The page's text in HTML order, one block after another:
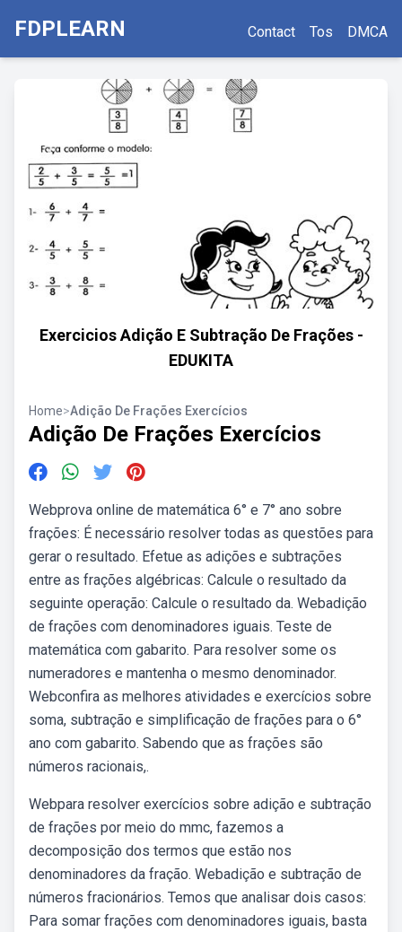
FDPLEARN Contact Tos DMCA
Exercicios Adição E Subtração De Frações -
EDUKITA
Home>Adição De Frações Exercícios
Adição De Frações Exercícios
Webprova online de matemática 6° e 7° ano sobre
frações: É necessário resolver todas as questões para
gerar o resultado. Efetue as adições e subtrações
entre as frações algébricas: Calcule o resultado da
seguinte operação: Calcule o resultado da. Webadição
de frações com denominadores iguais. Teste de
matemática com gabarito. Para resolver some os
numeradores e mantenha o mesmo denominador.
Webconfira as melhores atividades e exercícios sobre
soma, subtração e simplificação de frações para o 6°
ano com gabarito. Sabendo que as frações são
números racionais,.
Webpara resolver exercícios sobre adição e subtração
de frações por meio do mmc, fazemos a
decomposição dos termos que estão nos
denominadores da fração. Webadição e subtração de
números fracionários. Temos que analisar dois casos:
Para somar frações com denominadores iguais, basta